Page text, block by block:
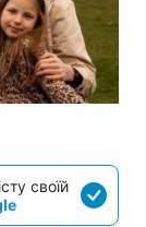
своїй